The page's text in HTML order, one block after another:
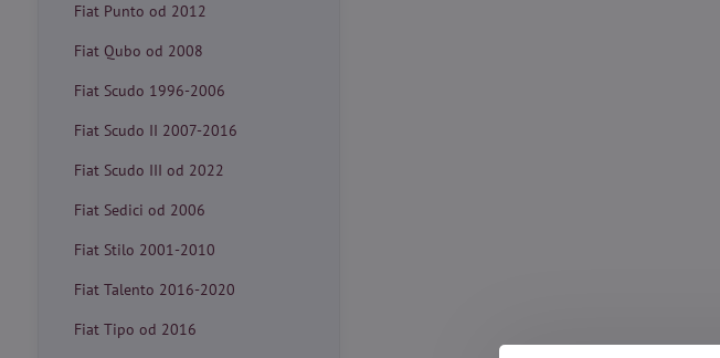
Fiat Punto od 2012
Fiat Qubo od 2008
Fiat Scudo 1996-2006
Fiat Scudo II 2007-2016
Fiat Scudo III od 2022
Fiat Sedici od 2006
Fiat Stilo 2001-2010
Fiat Talento 2016-2020
Fiat Tipo od 2016